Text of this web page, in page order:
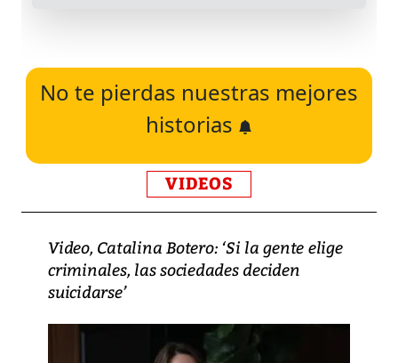
No te pierdas nuestras mejores
historias
VIDEOS
Video, Catalina Botero: ‘Si la gente elige
criminales, las sociedades deciden
suicidarse’